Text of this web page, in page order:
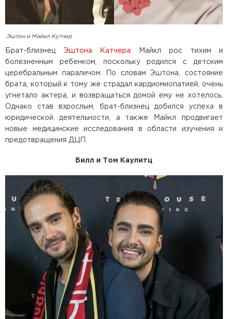
Эштон и Майкл Кутчер
Брат-близнец Эштона Катчера Майкл рос тихим и
болезненным ребенком, поскольку родился с детским
церебральным параличом. По словам Эштона, состояние
брата, который к тому же страдал кардиомиопатией, очень
угнетало актера, и возвращаться домой ему не хотелось.
Однако став взрослым, брат-близнец добился успеха в
юридической деятельности, а также Майкл продвигает
новые медицинские исследования в области изучения и
предотвращения ДЦП.
Билл и Том Каулитц